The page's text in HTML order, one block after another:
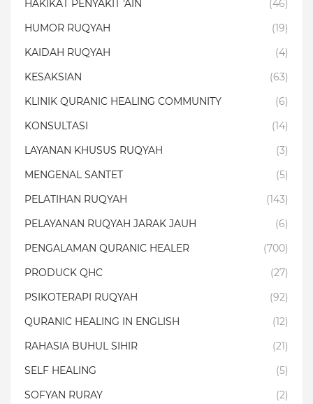
HAKIKAT PENYAKIT 'AIN
(46)
HUMOR RUQYAH
(19)
KAIDAH RUQYAH
(4)
KESAKSIAN
(63)
KLINIK QURANIC HEALING COMMUNITY
(6)
KONSULTASI
(14)
LAYANAN KHUSUS RUQYAH
(3)
MENGENAL SANTET
(5)
PELATIHAN RUQYAH
(143)
PELAYANAN RUQYAH JARAK JAUH
(6)
PENGALAMAN QURANIC HEALER
(700)
PRODUCK QHC
(27)
PSIKOTERAPI RUQYAH
(92)
QURANIC HEALING IN ENGLISH
(12)
RAHASIA BUHUL SIHIR
(21)
SELF HEALING
(5)
SOFYAN RURAY
(2)